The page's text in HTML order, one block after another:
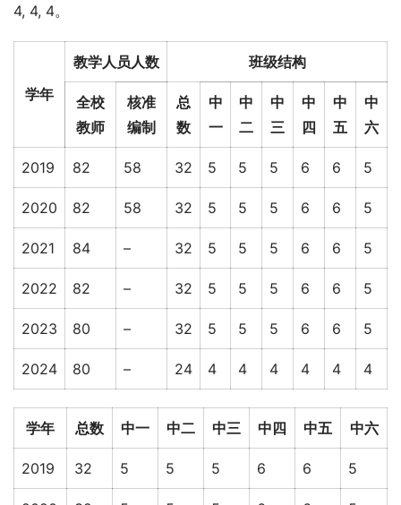
4, 4, 4。
学年
教学人员人数 班级结构
全校
教师
核准
编制
总
数
中
一
中
二
中
三
中
四
中
五
中
六
2019 82 58 32 5 5 5 6 6 5
2020 82 58 32 5 5 5 6 6 5
2021 84 – 32 5 5 5 6 6 5
2022 82 – 32 5 5 5 6 6 5
2023 80 – 32 5 5 5 6 6 5
2024 80 – 24 4 4 4 4 4 4
学年 总数 中一 中二 中三 中四 中五 中六
2019 32 5 5 5 6 6 5